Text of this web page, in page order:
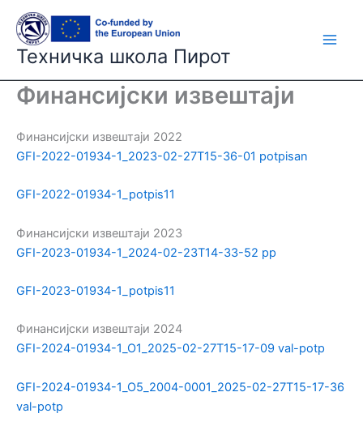
content
Техничка школа Пирот
Финансијски извештаји
Финансијски извештаји 2022
GFI-2022-01934-1_2023-02-27T15-36-01 potpisan
GFI-2022-01934-1_potpis11
Финансијски извештаји 2023
GFI-2023-01934-1_2024-02-23T14-33-52 pp
GFI-2023-01934-1_potpis11
Финансијски извештаји 2024
GFI-2024-01934-1_O1_2025-02-27T15-17-09 val-potp
GFI-2024-01934-1_O5_2004-0001_2025-02-27T15-17-36
val-potp